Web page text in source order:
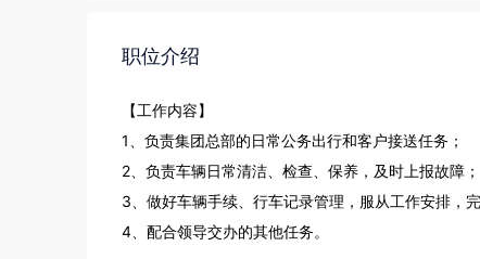
职位介绍
【工作内容】
1、负责集团总部的日常公务出行和客户接送任务；
2、负责车辆日常清洁、检查、保养，及时上报故障；
3、做好车辆手续、行车记录管理，服从工作安排，
4、配合领导交办的其他任务。